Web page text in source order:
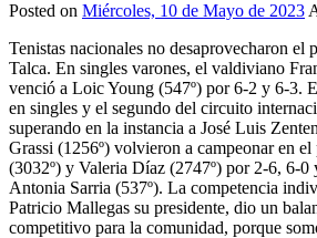
Posted on Miércoles, 10 de Mayo de 2023
Tenistas nacionales no desaprovecharon
Talca. En singles varones, el valdiviano
venció a Loic Young (547º) por 6-2 y 6-3.
en singles y el segundo del circuito
superando en la instancia a José Luis
Grassi (1256º) volvieron a campeonar en
(3032º) y Valeria Díaz (2747º) por 2-6, 6-0
Antonia Sarria (537º). La competencia
Patricio Mallegas su presidente, dio un
competitivo para la comunidad, porque